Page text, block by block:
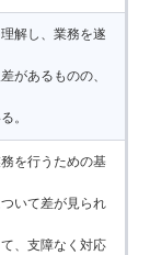
解し、業務を遂
があるものの、
。
を行うための基
いて差が見られ
、支障なく対応